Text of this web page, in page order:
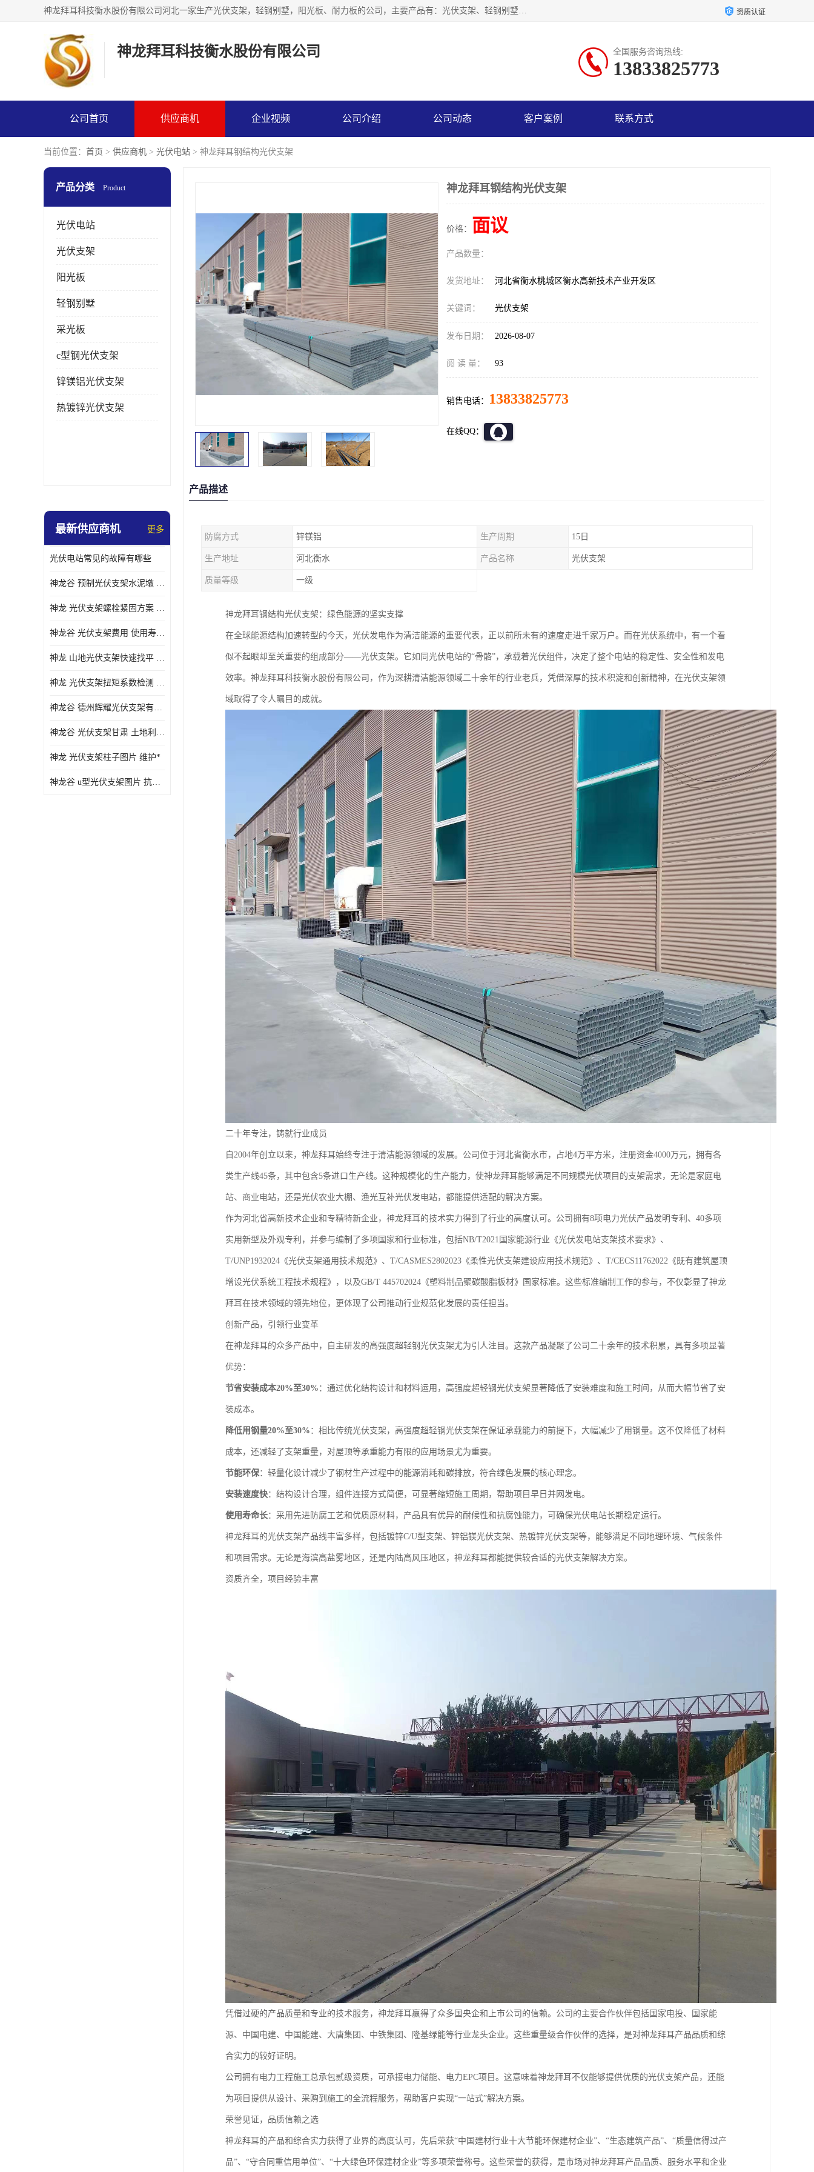
神龙拜耳科技衡水股份有限公司河北一家生产光伏支架，轻钢别墅，阳光板、耐力板的公司，主要产品有：光伏支架、轻钢别墅、阳光板、耐力板、采光板等，公司参与制定了多项标准。 资质认证
神龙拜耳科技衡水股份有限公司 全国服务咨询热线:
13833825773
公司首页 供应商机 企业视频 公司介绍 公司动态 客户案例 联系方式
当前位置： 首页 > 供应商机 > 光伏电站 > 神龙拜耳钢结构光伏支架
产品分类 Product
光伏电站
光伏支架
阳光板
轻钢别墅
采光板
c型钢光伏支架
锌镁铝光伏支架
热镀锌光伏支架
最新供应商机 更多
光伏电站常见的故障有哪些
神龙谷 预制光伏支架水泥墩 抗震性能优
神龙 光伏支架螺栓紧固方案 土地利用率高
神龙谷 光伏支架费用 使用寿命长
神龙 山地光伏支架快速找平 抗风耐压
神龙 光伏支架扭矩系数检测 适应性强
神龙谷 德州辉耀光伏支架有限公司 材质多样
神龙谷 光伏支架甘肃 土地利用率高
神龙 光伏支架柱子图片 维护*
神龙谷 u型光伏支架图片 抗紫外线
神龙拜耳钢结构光伏支架
价格： 面议
产品数量：
发货地址： 河北省衡水桃城区衡水高新技术产业开发区
关键词： 光伏支架
发布日期： 2026-08-07
阅 读 量： 93
销售电话： 13833825773
在线QQ：
产品描述
防腐方式 锌镁铝 生产周期 15日
生产地址 河北衡水 产品名称 光伏支架
质量等级 一级
神龙拜耳钢结构光伏支架：绿色能源的坚实支撑
在全球能源结构加速转型的今天，光伏发电作为清洁能源的重要代表，正以前所未有的速度走进千家万户。而在光伏系统中，有一个看
似不起眼却至关重要的组成部分——光伏支架。它如同光伏电站的“骨骼”，承载着光伏组件，决定了整个电站的稳定性、安全性和发电
效率。神龙拜耳科技衡水股份有限公司，作为深耕清洁能源领域二十余年的行业老兵，凭借深厚的技术积淀和创新精神，在光伏支架领
域取得了令人瞩目的成就。
二十年专注，铸就行业成员
自2004年创立以来，神龙拜耳始终专注于清洁能源领域的发展。公司位于河北省衡水市，占地4万平方米，注册资金4000万元，拥有各
类生产线45条，其中包含5条进口生产线。这种规模化的生产能力，使神龙拜耳能够满足不同规模光伏项目的支架需求，无论是家庭电
站、商业电站，还是光伏农业大棚、渔光互补光伏发电站，都能提供适配的解决方案。
作为河北省高新技术企业和专精特新企业，神龙拜耳的技术实力得到了行业的高度认可。公司拥有8项电力光伏产品发明专利、40多项
实用新型及外观专利，并参与编制了多项国家和行业标准，包括NB/T2021国家能源行业《光伏发电站支架技术要求》、
T/UNP1932024《光伏支架通用技术规范》、T/CASMES2802023《柔性光伏支架建设应用技术规范》、T/CECS11762022《既有建筑屋顶
增设光伏系统工程技术规程》，以及GB/T 445702024《塑料制品聚碳酸脂板材》国家标准。这些标准编制工作的参与，不仅彰显了神龙
拜耳在技术领域的领先地位，更体现了公司推动行业规范化发展的责任担当。
创新产品，引领行业变革
在神龙拜耳的众多产品中，自主研发的高强度超轻钢光伏支架尤为引人注目。这款产品凝聚了公司二十余年的技术积累，具有多项显著
优势：
节省安装成本20%至30% ：通过优化结构设计和材料运用，高强度超轻钢光伏支架显著降低了安装难度和施工时间，从而大幅节省了安
装成本。
降低用钢量20%至30% ：相比传统光伏支架，高强度超轻钢光伏支架在保证承载能力的前提下，大幅减少了用钢量。这不仅降低了材料
成本，还减轻了支架重量，对屋顶等承重能力有限的应用场景尤为重要。
节能环保：轻量化设计减少了钢材生产过程中的能源消耗和碳排放，符合绿色发展的核心理念。
安装速度快：结构设计合理，组件连接方式简便，可显著缩短施工周期，帮助项目早日并网发电。
使用寿命长：采用先进防腐工艺和优质原材料，产品具有优异的耐候性和抗腐蚀能力，可确保光伏电站长期稳定运行。
神龙拜耳的光伏支架产品线丰富多样，包括镀锌C/U型支架、锌铝镁光伏支架、热镀锌光伏支架等，能够满足不同地理环境、气候条件
和项目需求。无论是海滨高盐雾地区，还是内陆高风压地区，神龙拜耳都能提供较合适的光伏支架解决方案。
资质齐全，项目经验丰富
凭借过硬的产品质量和专业的技术服务，神龙拜耳赢得了众多国央企和上市公司的信赖。公司的主要合作伙伴包括国家电投、国家能
源、中国电建、中国能建、大唐集团、中铁集团、隆基绿能等行业龙头企业。这些重量级合作伙伴的选择，是对神龙拜耳产品品质和综
合实力的较好证明。
公司拥有电力工程施工总承包贰级资质，可承接电力储能、电力EPC项目。这意味着神龙拜耳不仅能够提供优质的光伏支架产品，还能
为项目提供从设计、采购到施工的全流程服务，帮助客户实现“一站式”解决方案。
荣誉见证，品质信赖之选
神龙拜耳的产品和综合实力获得了业界的高度认可，先后荣获“中国建材行业十大节能环保建材企业”、“生态建筑产品”、“质量信得过产
品”、“守合同重信用单位”、“十大绿色环保建材企业”等多项荣誉称号。这些荣誉的获得，是市场对神龙拜耳产品品质、服务水平和企业